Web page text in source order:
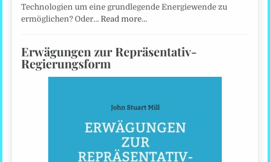
Technologien um eine grundlegende Energiewende zu
ermöglichen? Oder…Read more…
Erwägungen zur Repräsentativ-
Regierungsform